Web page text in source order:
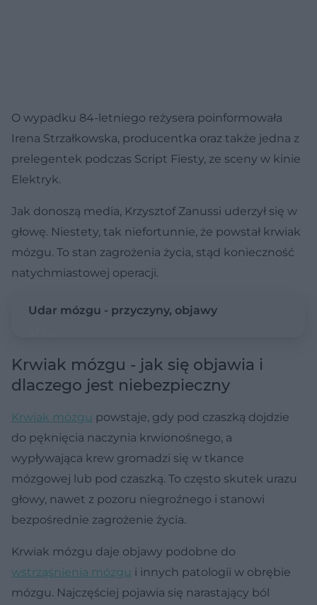
O wypadku 84-letniego reżysera poinformowała
Irena Strzałkowska, producentka oraz także jedna z
prelegentek podczas Script Fiesty, ze sceny w kinie
Elektryk.
Jak donoszą media, Krzysztof Zanussi uderzył się w
głowę. Niestety, tak niefortunnie, że powstał krwiak
mózgu. To stan zagrożenia życia, stąd konieczność
natychmiastowej operacji.
Udar mózgu - przyczyny, objawy
Krwiak mózgu - jak się objawia i
dlaczego jest niebezpieczny
Krwiak mózgu powstaje, gdy pod czaszką dojdzie
do pęknięcia naczynia krwionośnego, a
wypływająca krew gromadzi się w tkance
mózgowej lub pod czaszką. To często skutek urazu
głowy, nawet z pozoru niegroźnego i stanowi
bezpośrednie zagrożenie życia.
Krwiak mózgu daje objawy podobne do
wstrząśnienia mózgu i innych patologii w obrębie
mózgu. Najczęściej pojawia się narastający ból